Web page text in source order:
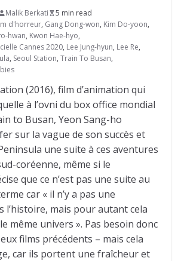
Malik Berkati
5 min read
d'horreur, Gang Dong-won, Kim Do-yoon,
hwan, Kwon Hae-hyo,
Cannes 2020, Lee Jung-hyun, Lee Re,
, Seoul Station, Train To Busan,
(2016), film d’animation qui
à l’ovni du box office mondial
to Busan, Yeon Sang-ho
sur la vague de son succès et
une suite à ces aventures
coréenne, même si le
que ce n’est pas une suite au
car « il n’y a pas une
l’histoire, mais pour autant cela
même univers ». Pas besoin donc
films précédents – mais cela
car ils portent une fraîcheur et